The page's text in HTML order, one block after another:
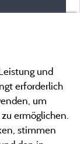
und
erforderlich
um
ermöglichen.
stimmen